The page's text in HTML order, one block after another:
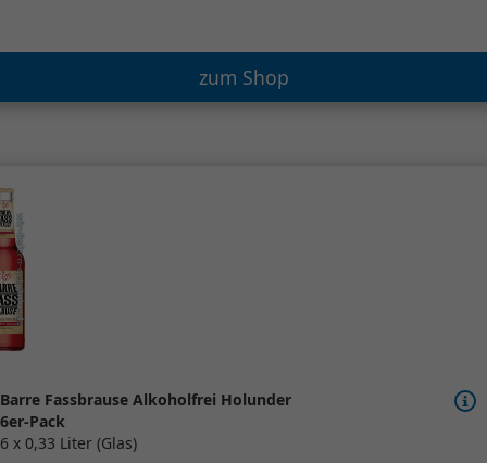
zum Shop
Barre Fassbrause Alkoholfrei Holunder
6er-Pack
6 x 0,33 Liter (Glas)